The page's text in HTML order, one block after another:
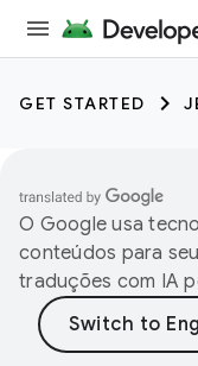
GET STARTED
O Google usa
conteúdos para
traduções com IA